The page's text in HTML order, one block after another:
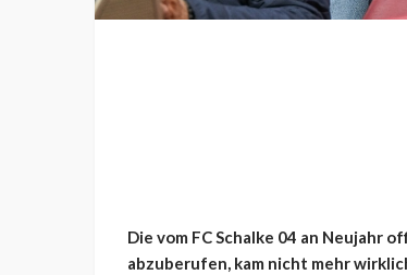
Die vom FC Schalke 04 an Neujahr
abzuberufen, kam nicht mehr